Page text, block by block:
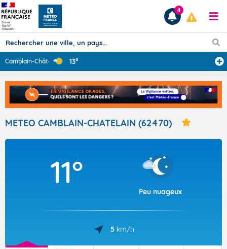
Prévisions
TOUS LES RÉSULTATS
Articles
4
Camblain-Châtel ... 13°
METEO CAMBLAIN-CHATELAIN (62470)
11°
Peu nuageux
5 km/h